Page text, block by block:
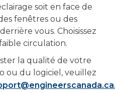
soit en face de
fenêtres ou des
vous. Choisissez
circulation.
la qualité de votre
ou du logiciel, veuillez